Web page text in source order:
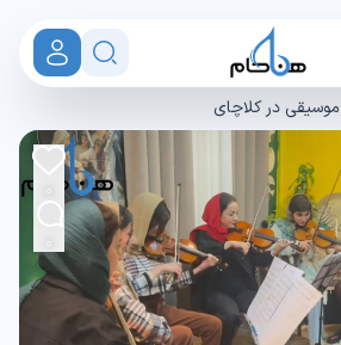
موسیقی در کلاچای